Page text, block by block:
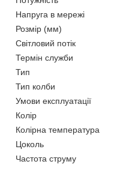
Напруга в мережі
Розмір (мм)
Світловий потік
Термін служби
Тип
Тип колби
Умови експлуатації
Колір
Колірна температура
Цоколь
Частота струму